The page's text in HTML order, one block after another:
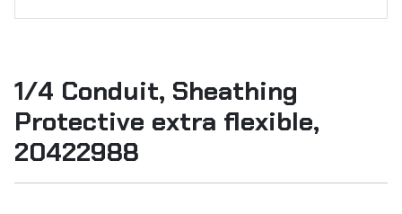
1/4 Conduit, Sheathing
Protective extra flexible,
20422988